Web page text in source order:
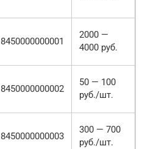
8450000000001
2000 —
4000 руб.
8450000000002
50 — 100
руб./шт.
8450000000003
300 — 700
руб./шт.